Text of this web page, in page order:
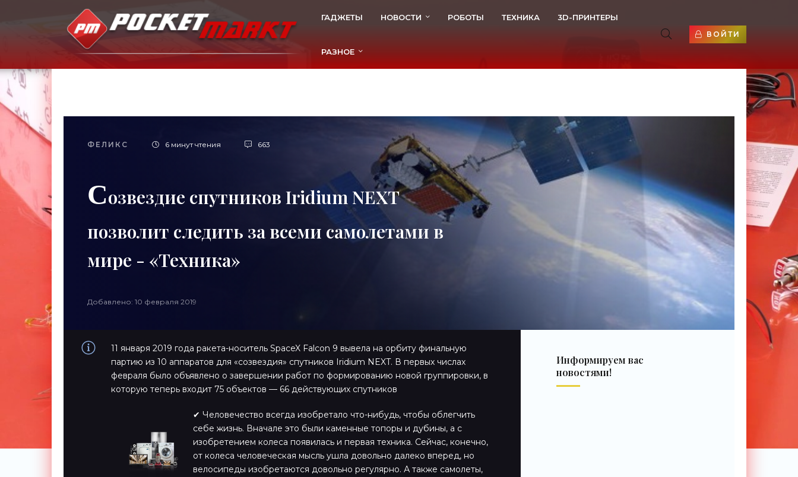
ГАДЖЕТЫ НОВОСТИ РОБОТЫ ТЕХНИКА 3D-ПРИНТЕРЫ
РАЗНОЕ
ВОЙТИ
ФЕЛИКС 6 минут чтения 663
Созвездие спутников Iridium NEXT
позволит следить за всеми самолетами в
мире - «Техника»
Добавлено: 10 февраля 2019
11 января 2019 года ракета-носитель SpaceX Falcon 9 вывела на орбиту финальную
партию из 10 аппаратов для «созвездия» спутников Iridium NEXT. В первых числах
февраля было объявлено о завершении работ по формированию новой группировки, в
которую теперь входит 75 объектов — 66 действующих спутников
✔ Человечество всегда изобретало что-нибудь, чтобы облегчить
себе жизнь. Вначале это были каменные топоры и дубины, а с
изобретением колеса появилась и первая техника. Сейчас, конечно,
от колеса человеческая мысль ушла довольно далеко вперед, но
велосипеды изобретаются довольно регулярно. А также самолеты,
Информируем вас
новостями!